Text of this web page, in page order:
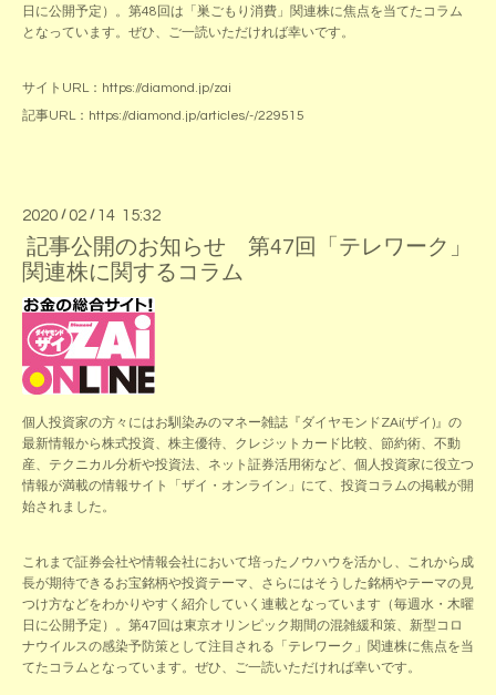
日に公開予定）。第48回は「巣ごもり消費」関連株に焦点を当てたコラム
となっています。ぜひ、ご一読いただければ幸いです。
サイトURL：https://diamond.jp/zai
記事URL：https://diamond.jp/articles/-/229515
2020 / 02 / 14 15:32
記事公開のお知らせ 第47回「テレワーク」
関連株に関するコラム
個人投資家の方々にはお馴染みのマネー雑誌『ダイヤモンドZAi(ザイ)』の
最新情報から株式投資、株主優待、クレジットカード比較、節約術、不動
産、テクニカル分析や投資法、ネット証券活用術など、個人投資家に役立つ
情報が満載の情報サイト「ザイ・オンライン」にて、投資コラムの掲載が開
始されました。
これまで証券会社や情報会社において培ったノウハウを活かし、これから成
長が期待できるお宝銘柄や投資テーマ、さらにはそうした銘柄やテーマの見
つけ方などをわかりやすく紹介していく連載となっています（毎週水・木曜
日に公開予定）。第47回は東京オリンピック期間の混雑緩和策、新型コロ
ナウイルスの感染予防策として注目される「テレワーク」関連株に焦点を当
てたコラムとなっています。ぜひ、ご一読いただければ幸いです。